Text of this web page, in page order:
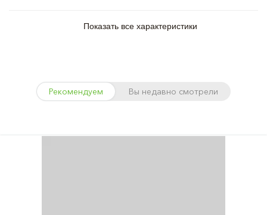
Показать все характеристики
Рекомендуем Вы недавно смотрели